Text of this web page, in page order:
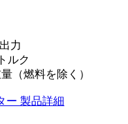
力
ルク
（燃料を除く）
ー 製品詳細